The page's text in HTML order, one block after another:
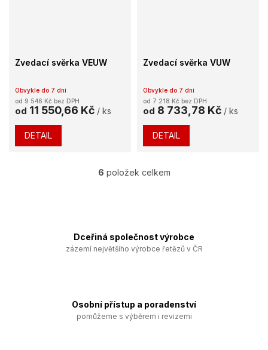
Zvedací svěrka VEUW
Obvykle do 7 dní
od 9 546 Kč bez DPH
od 11 550,66 Kč / ks
DETAIL
Zvedací svěrka VUW
Obvykle do 7 dní
od 7 218 Kč bez DPH
od 8 733,78 Kč / ks
DETAIL
O
a
c
k
y
6 položek celkem
Dceřiná společnost výrobce
zázemí největšího výrobce řetězů v ČR
Osobní přístup a poradenství
pomůžeme s výběrem i revizemi